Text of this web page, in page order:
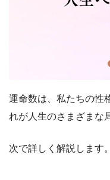
運命数は、私たちの性
れが人生のさまざまな
次で詳しく解説します。